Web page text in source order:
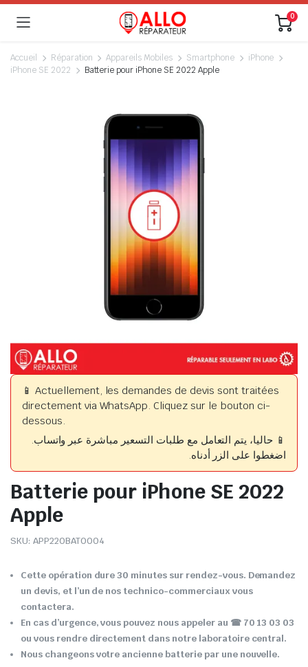
0
Accueil Réparation Appareils Mobiles Smartphone
iPhone
iPhone SE 2022
Batterie pour iPhone SE 2022 Apple
📱 Actuellement, les demandes de devis sont traitées
directement via WhatsApp. Cliquez sur le bouton ci-
dessous.
📱 حاليا، يتم التعامل مع طلبات التسعير مباشرة عبر واتساب.
اضغطوا على الزر أدناه.
Batterie pour iPhone SE 2022
Apple
SKU: APP220BAT0004
Cette opération dure 30 minutes sur rendez-vous. Demandez
un devis, et l’un de nos technico-commerciaux vous
contactera.
En cas d’urgence, vous pouvez nous appeler au ☎ 70 13 03 03
ou vous rendre directement dans notre laboratoire central.
Nous changeons votre ancienne batterie par une nouvelle.